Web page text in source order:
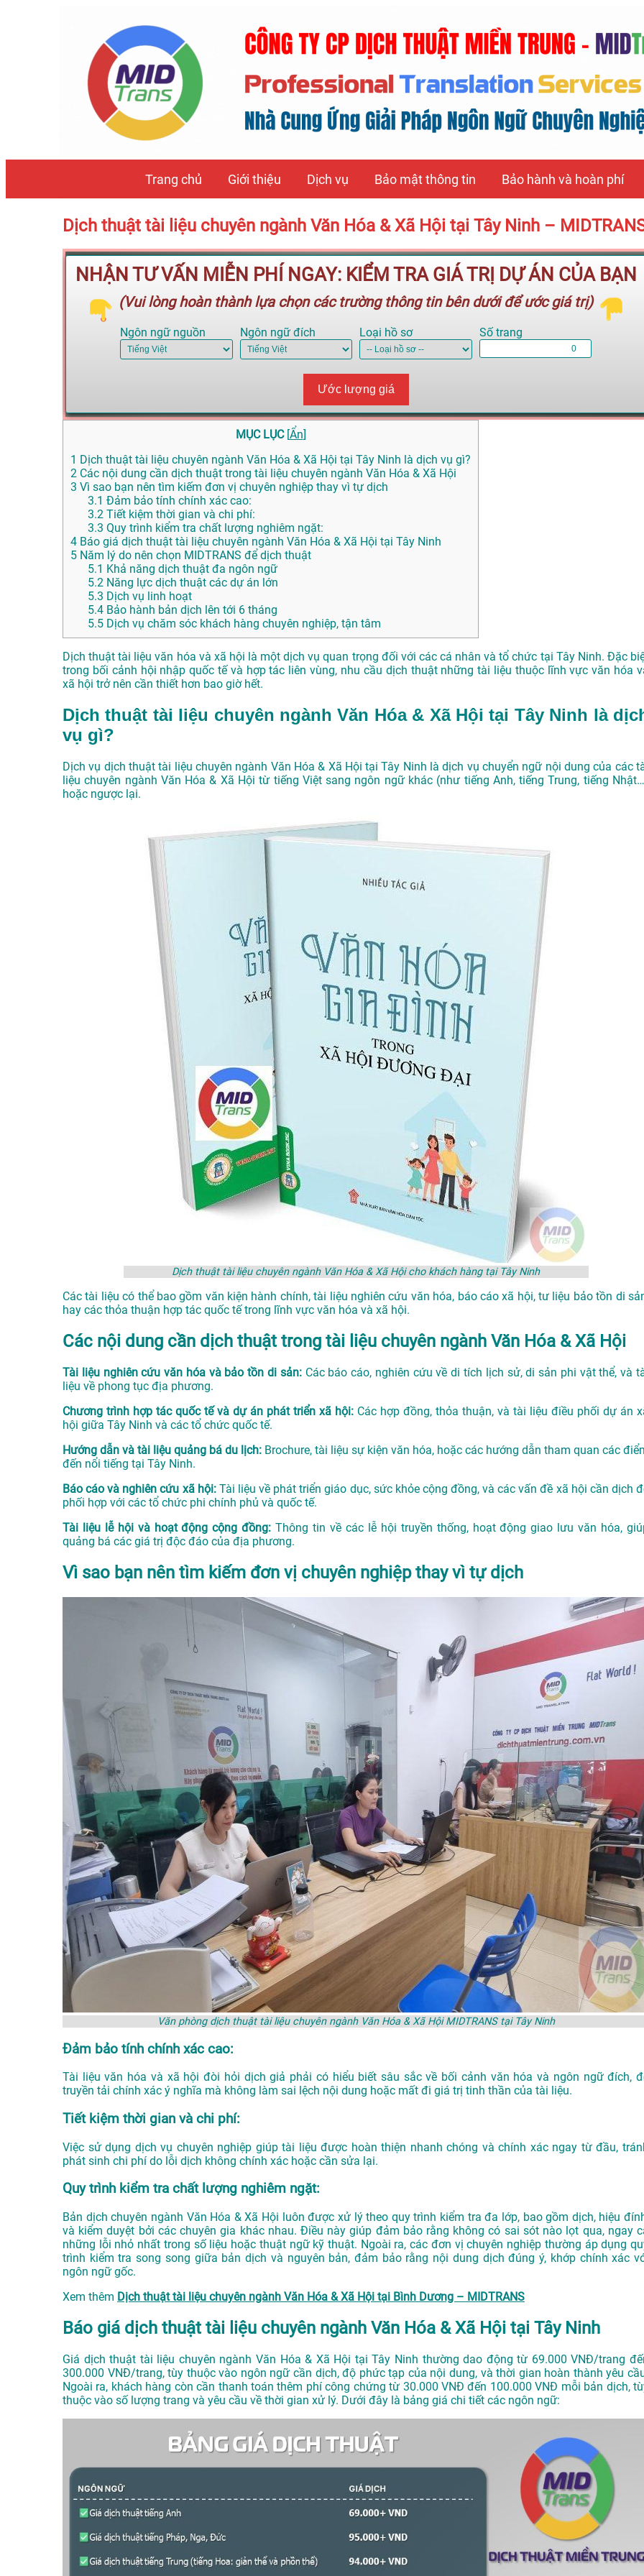
Trang chủ Giới thiệu Dịch vụ Bảo mật thông tin Bảo hành và hoàn phí
Dịch thuật tài liệu chuyên ngành Văn Hóa & Xã Hội tại Tây Ninh –
NHẬN TƯ VẤN MIỄN PHÍ NGAY: KIỂM TRA GIÁ TRỊ DỰ ÁN CỦA BẠN
(Vui lòng hoàn thành lựa chọn các trường thông tin bên dưới để ước giá trị)
Ngôn ngữ nguồn Ngôn ngữ đích Loại hồ sơ Số trang
Ước lượng giá
MỤC LỤC [Ẩn]
1 Dịch thuật tài liệu chuyên ngành Văn Hóa & Xã Hội tại Tây Ninh là dịch vụ gì?
2 Các nội dung cần dịch thuật trong tài liệu chuyên ngành Văn Hóa & Xã Hội
3 Vì sao bạn nên tìm kiếm đơn vị chuyên nghiệp thay vì tự dịch
3.1 Đảm bảo tính chính xác cao:
3.2 Tiết kiệm thời gian và chi phí:
3.3 Quy trình kiểm tra chất lượng nghiêm ngặt:
4 Báo giá dịch thuật tài liệu chuyên ngành Văn Hóa & Xã Hội tại Tây Ninh
5 Năm lý do nên chọn MIDTRANS để dịch thuật
5.1 Khả năng dịch thuật đa ngôn ngữ
5.2 Năng lực dịch thuật các dự án lớn
5.3 Dịch vụ linh hoạt
5.4 Bảo hành bản dịch lên tới 6 tháng
5.5 Dịch vụ chăm sóc khách hàng chuyên nghiệp, tận tâm
Dịch thuật tài liệu văn hóa và xã hội là một dịch vụ quan trọng đối với các cá nhân và tổ chức tại Tây Ninh. Đặc
trong bối cảnh hội nhập quốc tế và hợp tác liên vùng, nhu cầu dịch thuật những tài liệu thuộc lĩnh vực văn hóa
xã hội trở nên cần thiết hơn bao giờ hết.
Dịch thuật tài liệu chuyên ngành Văn Hóa & Xã Hội tại Tây Ninh là
vụ gì?
Dịch vụ dịch thuật tài liệu chuyên ngành Văn Hóa & Xã Hội tại Tây Ninh là dịch vụ chuyển ngữ nội dung của các
liệu chuyên ngành Văn Hóa & Xã Hội từ tiếng Việt sang ngôn ngữ khác (như tiếng Anh, tiếng Trung, tiếng
hoặc ngược lại.
Dịch thuật tài liệu chuyên ngành Văn Hóa & Xã Hội cho khách hàng tại Tây Ninh
Các tài liệu có thể bao gồm văn kiện hành chính, tài liệu nghiên cứu văn hóa, báo cáo xã hội, tư liệu bảo tồn di
hay các thỏa thuận hợp tác quốc tế trong lĩnh vực văn hóa và xã hội.
Các nội dung cần dịch thuật trong tài liệu chuyên ngành Văn Hóa & Xã Hội
Tài liệu nghiên cứu văn hóa và bảo tồn di sản: Các báo cáo, nghiên cứu về di tích lịch sử, di sản phi vật thể, và
liệu về phong tục địa phương.
Chương trình hợp tác quốc tế và dự án phát triển xã hội: Các hợp đồng, thỏa thuận, và tài liệu điều phối dự án
hội giữa Tây Ninh và các tổ chức quốc tế.
Hướng dẫn và tài liệu quảng bá du lịch: Brochure, tài liệu sự kiện văn hóa, hoặc các hướng dẫn tham quan các
đến nổi tiếng tại Tây Ninh.
Báo cáo và nghiên cứu xã hội: Tài liệu về phát triển giáo dục, sức khỏe cộng đồng, và các vấn đề xã hội cần dịch
phối hợp với các tổ chức phi chính phủ và quốc tế.
Tài liệu lễ hội và hoạt động cộng đồng:Thông tin về các lễ hội truyền thống, hoạt động giao lưu văn hóa,
quảng bá các giá trị độc đáo của địa phương.
Vì sao bạn nên tìm kiếm đơn vị chuyên nghiệp thay vì tự dịch
Văn phòng dịch thuật tài liệu chuyên ngành Văn Hóa & Xã Hội MIDTRANS tại Tây Ninh
Đảm bảo tính chính xác cao:
Tài liệu văn hóa và xã hội đòi hỏi dịch giả phải có hiểu biết sâu sắc về bối cảnh văn hóa và ngôn ngữ đích,
truyền tải chính xác ý nghĩa mà không làm sai lệch nội dung hoặc mất đi giá trị tinh thần của tài liệu.
Tiết kiệm thời gian và chi phí:
Việc sử dụng dịch vụ chuyên nghiệp giúp tài liệu được hoàn thiện nhanh chóng và chính xác ngay từ đầu,
phát sinh chi phí do lỗi dịch không chính xác hoặc cần sửa lại.
Quy trình kiểm tra chất lượng nghiêm ngặt:
Bản dịch chuyên ngành Văn Hóa & Xã Hội luôn được xử lý theo quy trình kiểm tra đa lớp, bao gồm dịch, hiệu
và kiểm duyệt bởi các chuyên gia khác nhau. Điều này giúp đảm bảo rằng không có sai sót nào lọt qua, ngay
những lỗi nhỏ nhất trong số liệu hoặc thuật ngữ kỹ thuật. Ngoài ra, các đơn vị chuyên nghiệp thường áp dụng
trình kiểm tra song song giữa bản dịch và nguyên bản, đảm bảo rằng nội dung dịch đúng ý, khớp chính xác
ngôn ngữ gốc.
Xem thêm Dịch thuật tài liệu chuyên ngành Văn Hóa & Xã Hội tại Bình Dương – MIDTRANS
Báo giá dịch thuật tài liệu chuyên ngành Văn Hóa & Xã Hội tại Tây Ninh
Giá dịch thuật tài liệu chuyên ngành Văn Hóa & Xã Hội tại Tây Ninh thường dao động từ 69.000 VNĐ/trang
300.000 VNĐ/trang, tùy thuộc vào ngôn ngữ cần dịch, độ phức tạp của nội dung, và thời gian hoàn thành yêu
Ngoài ra, khách hàng còn cần thanh toán thêm phí công chứng từ 30.000 VNĐ đến 100.000 VNĐ mỗi bản dịch,
thuộc vào số lượng trang và yêu cầu về thời gian xử lý. Dưới đây là bảng giá chi tiết các ngôn ngữ: